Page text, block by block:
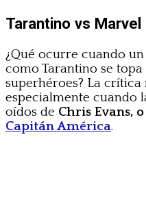
Tarantino vs Marvel
¿Qué ocurre cuando
como Tarantino se
superhéroes? La crítica
especialmente cuando
oídos de Chris Evans,
Capitán América.